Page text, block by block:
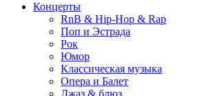
Концерты
RnB & Hip-Hop & Rap
Поп и Эстрада
Рок
Юмор
Классическая музыка
Опера и Балет
Джаз & блюз